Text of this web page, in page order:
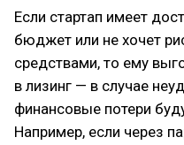
Если стартап имеет
бюджет или не хочет
средствами, то ему
в лизинг — в случае
финансовые потери
Например, если через